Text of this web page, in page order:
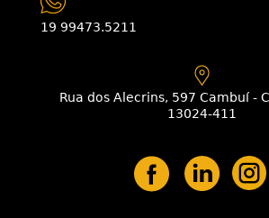
19 99473.5211
Rua dos Alecrins, 597 Cambuí -
13024-411